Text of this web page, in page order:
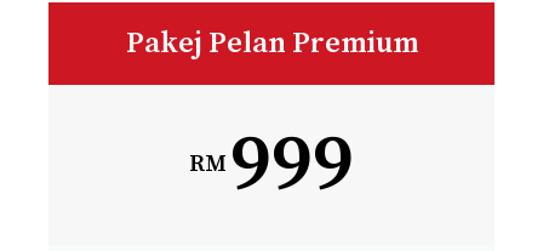
Pakej Pelan Premium
RM 999